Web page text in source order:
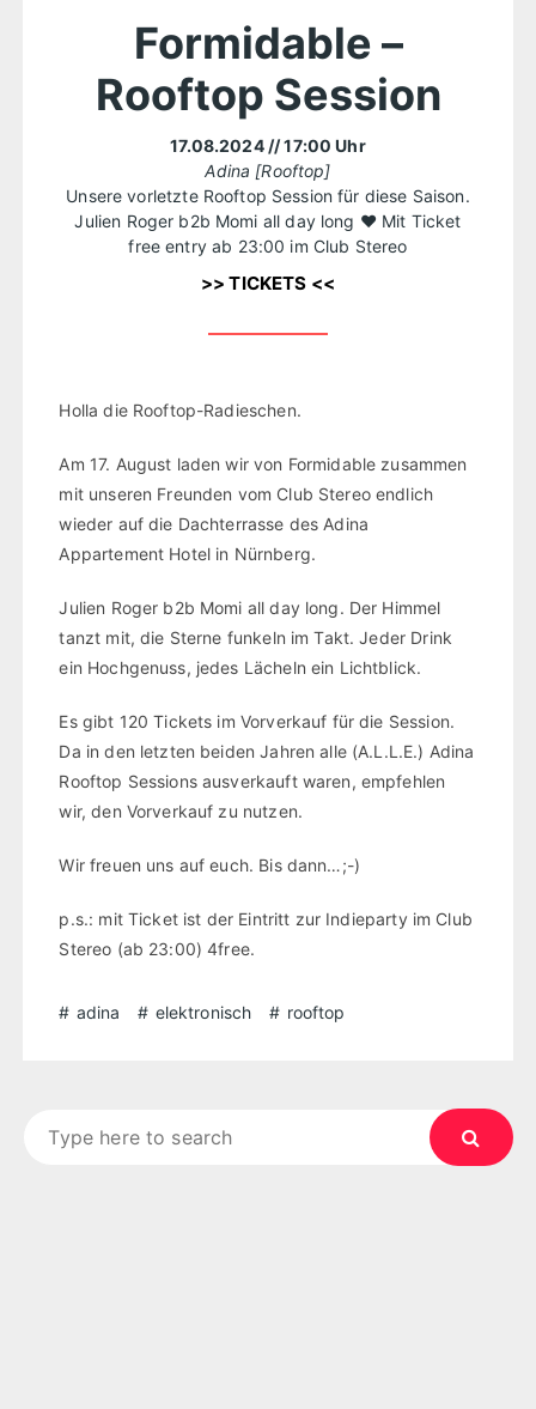
Formidable –
Rooftop Session
17.08.2024 // 17:00 Uhr
Adina [Rooftop]
Unsere vorletzte Rooftop Session für diese Saison.
Julien Roger b2b Momi all day long ❤️ Mit Ticket
free entry ab 23:00 im Club Stereo
>> TICKETS <<
Holla die Rooftop-Radieschen.
Am 17. August laden wir von Formidable zusammen
mit unseren Freunden vom Club Stereo endlich
wieder auf die Dachterrasse des Adina
Appartement Hotel in Nürnberg.
Julien Roger b2b Momi all day long. Der Himmel
tanzt mit, die Sterne funkeln im Takt. Jeder Drink
ein Hochgenuss, jedes Lächeln ein Lichtblick.
Es gibt 120 Tickets im Vorverkauf für die Session.
Da in den letzten beiden Jahren alle (A.L.L.E.) Adina
Rooftop Sessions ausverkauft waren, empfehlen
wir, den Vorverkauf zu nutzen.
Wir freuen uns auf euch. Bis dann…;-)
p.s.: mit Ticket ist der Eintritt zur Indieparty im Club
Stereo (ab 23:00) 4free.
adina elektronisch rooftop